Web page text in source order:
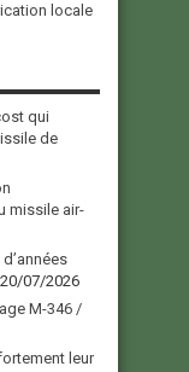
locale
qui
de
missile air-
20/07/2026
M-346 /
leur